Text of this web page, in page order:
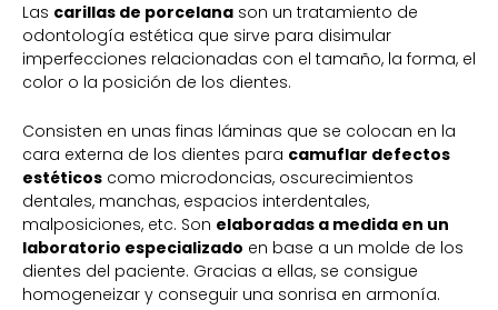
Las carillas de porcelana son un tratamiento de
odontología estética que sirve para disimular
imperfecciones relacionadas con el tamaño, la forma, el
color o la posición de los dientes.
Consisten en unas finas láminas que se colocan en la
cara externa de los dientes para camuflar defectos
estéticos como microdoncias, oscurecimientos
dentales, manchas, espacios interdentales,
malposiciones, etc. Son elaboradas a medida en un
laboratorio especializado en base a un molde de los
dientes del paciente. Gracias a ellas, se consigue
homogeneizar y conseguir una sonrisa en armonía.